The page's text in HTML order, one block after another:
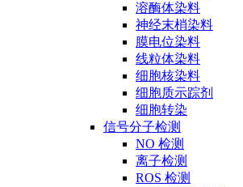
溶酶体染料
神经末梢染料
膜电位染料
线粒体染料
细胞核染料
细胞质示踪剂
细胞转染
信号分子检测
NO 检测
离子检测
ROS 检测